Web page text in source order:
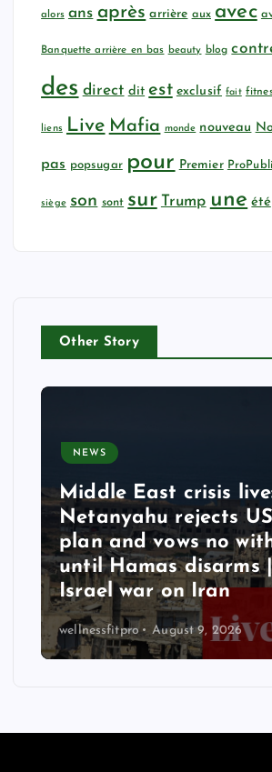
alors ans après arrière aux avec
Banquette arrière en bas beauty blog
des direct dit est exclusif fait
liens Live Mafia monde nouveau
pas popsugar pour Premier
siège son sont sur Trump une été
Other Story
NEWS
Middle East crisis
Netanyahu rejects
plan and vows no
until Hamas disarms
Israel war on Iran
wellnessfitpro August 9, 2026